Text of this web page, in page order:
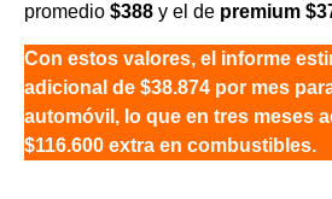
promedio $388 y el de premium
Con estos valores, el informe
adicional de $38.874 por mes
automóvil, lo que en tres meses
$116.600 extra en combustibles.